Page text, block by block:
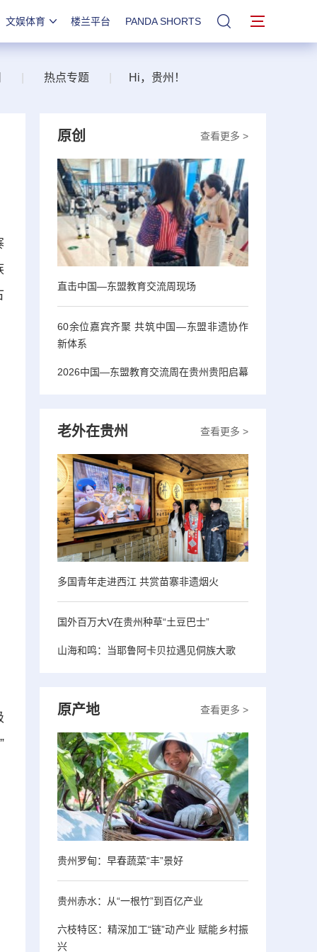
文娱体育 楼兰平台 PANDA SHORTS 站内搜索
热点专题 Hi，贵州！
查看更多 >
原创
直击中国—东盟教育交流周现场
60余位嘉宾齐聚 共筑中国—东盟非遗协作
新体系
2026中国—东盟教育交流周在贵州贵阳启幕
查看更多 >
老外在贵州
多国青年走进西江 共赏苗寨非遗烟火
国外百万大V在贵州种草“土豆巴士”
山海和鸣：当耶鲁阿卡贝拉遇见侗族大歌
查看更多 >
原产地
贵州罗甸：早春蔬菜“丰”景好
贵州赤水：从“一根竹”到百亿产业
六枝特区：精深加工“链”动产业 赋能乡村振
兴